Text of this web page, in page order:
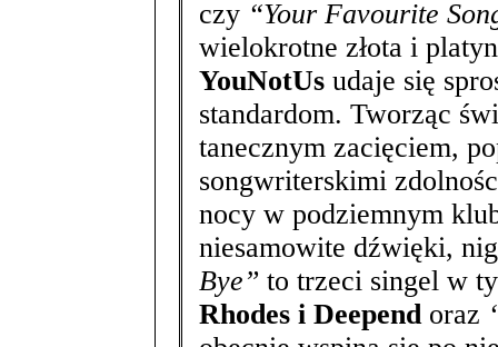
czy “Your Favourite
wielokrotne złota i
YouNotUs udaje się
standardom. Tworząc
tanecznym zacięciem,
songwriterskimi
nocy w podziemnym
niesamowite dźwięki,
Bye” to trzeci singel w
Rhodes i Deependoraz